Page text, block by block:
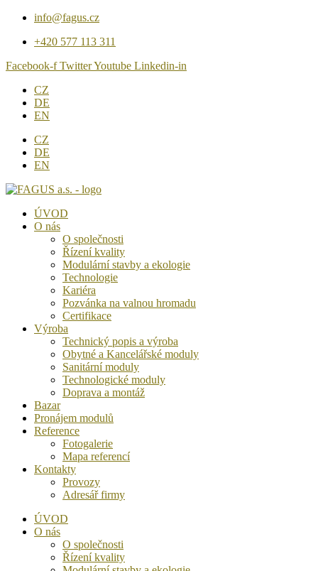
Přejít
obsahu
info@fagus.cz
+420 577 113 311
Facebook-f TwitterYoutube Linkedin-in
CZ
DE
EN
CZ
DE
EN
ÚVOD
O nás
O společnosti
Řízení kvality
Modulární stavby a ekologie
Technologie
Kariéra
Pozvánka na valnou hromadu
Certifikace
Výroba
Technický popis a výroba
Obytné a Kancelářské moduly
Sanitární moduly
Technologické moduly
Doprava a montáž
Bazar
Pronájem modulů
Reference
Fotogalerie
Mapa referencí
Kontakty
Provozy
Adresář firmy
ÚVOD
O nás
O společnosti
Řízení kvality